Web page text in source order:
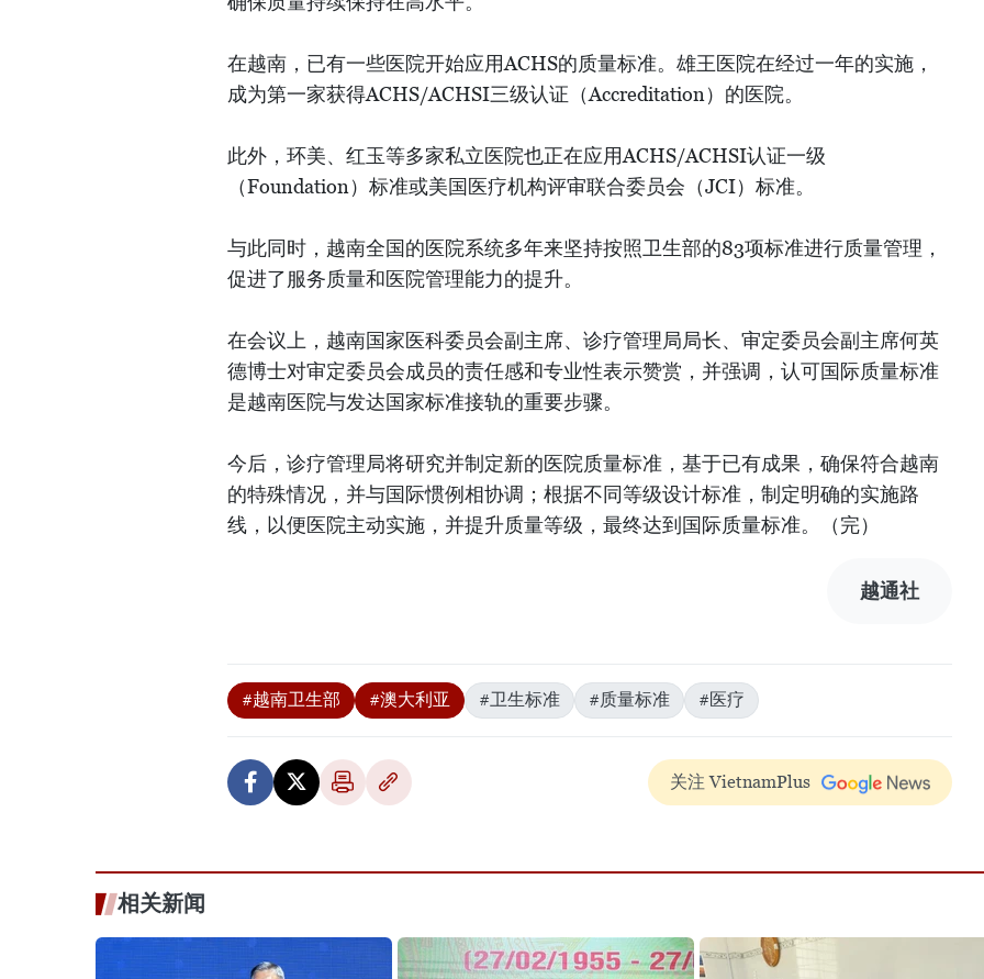
在越南，已有一些医院开始应用ACHS的质量标准。雄王医院在经过一年的实施，
成为第一家获得ACHS/ACHSI三级认证（Accreditation）的医院。
此外，环美、红玉等多家私立医院也正在应用ACHS/ACHSI认证一级
（Foundation）标准或美国医疗机构评审联合委员会（JCI）标准。
与此同时，越南全国的医院系统多年来坚持按照卫生部的83项标准进行质量管理，
促进了服务质量和医院管理能力的提升。
在会议上，越南国家医科委员会副主席、诊疗管理局局长、审定委员会副主席何英
德博士对审定委员会成员的责任感和专业性表示赞赏，并强调，认可国际质量标准
是越南医院与发达国家标准接轨的重要步骤。
今后，诊疗管理局将研究并制定新的医院质量标准，基于已有成果，确保符合越南
的特殊情况，并与国际惯例相协调；根据不同等级设计标准，制定明确的实施路
线，以便医院主动实施，并提升质量等级，最终达到国际质量标准。（完）
越通社
#越南卫生部 #澳大利亚 #卫生标准 #质量标准 #医疗
关注 VietnamPlus
相关新闻